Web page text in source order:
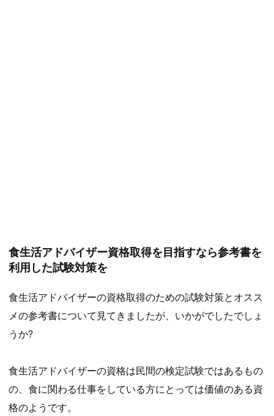
食生活アドバイザー資格取得を目指すなら参考書を
利用した試験対策を
食生活アドバイザーの資格取得のための試験対策とオスス
メの参考書について見てきましたが、いかがでしたでしょ
うか?
食生活アドバイザーの資格は民間の検定試験ではあるもの
の、食に関わる仕事をしている方にとっては価値のある資
格のようです。